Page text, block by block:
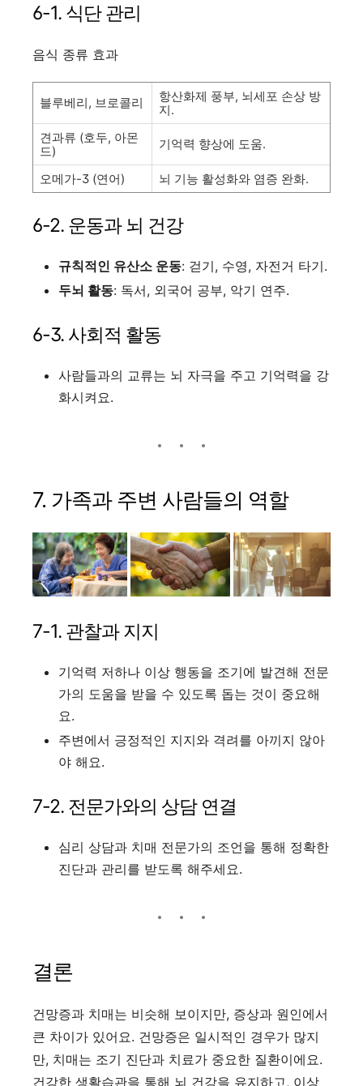
6-1. 식단 관리
음식 종류 효과
블루베리, 브로콜리
항산화제 풍부, 뇌세포 손상 방
지.
견과류 (호두, 아몬
드)
기억력 향상에 도움.
오메가-3 (연어) 뇌 기능 활성화와 염증 완화.
6-2. 운동과 뇌 건강
규칙적인 유산소 운동: 걷기, 수영, 자전거 타기.
두뇌 활동: 독서, 외국어 공부, 악기 연주.
6-3. 사회적 활동
사람들과의 교류는 뇌 자극을 주고 기억력을 강
화시켜요.
7. 가족과 주변 사람들의 역할
7-1. 관찰과 지지
기억력 저하나 이상 행동을 조기에 발견해 전문
가의 도움을 받을 수 있도록 돕는 것이 중요해
요.
주변에서 긍정적인 지지와 격려를 아끼지 않아
야 해요.
7-2. 전문가와의 상담 연결
심리 상담과 치매 전문가의 조언을 통해 정확한
진단과 관리를 받도록 해주세요.
결론
건망증과 치매는 비슷해 보이지만, 증상과 원인에서
큰 차이가 있어요. 건망증은 일시적인 경우가 많지
만, 치매는 조기 진단과 치료가 중요한 질환이에요.
건강한 생활습관을 통해 뇌 건강을 유지하고, 이상